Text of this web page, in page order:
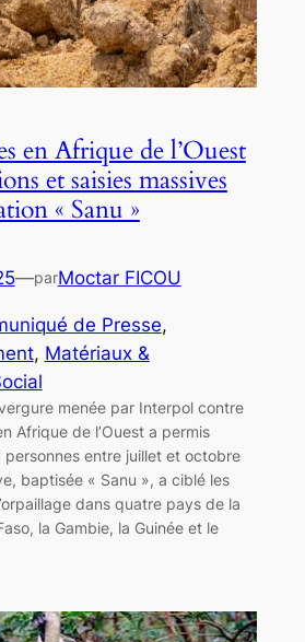
en Afrique de l’Ouest
et saisies massives
« Sanu »
—parMoctar FICOU
de Presse
, Matériaux &
menée par Interpol contre
Afrique de l’Ouest a permis
personnes entre juillet et octobre
baptisée « Sanu », a ciblé les
dans quatre pays de la
la Gambie, la Guinée et le